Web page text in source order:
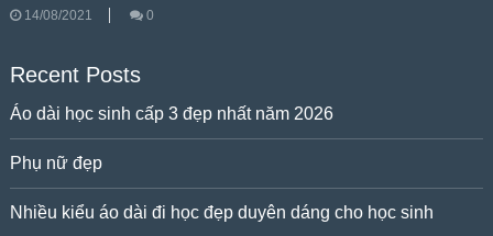
14/08/2021 0
Recent Posts
Áo dài học sinh cấp 3 đẹp nhất năm 2026
Phụ nữ đẹp
Nhiều kiểu áo dài đi học đẹp duyên dáng cho học sinh